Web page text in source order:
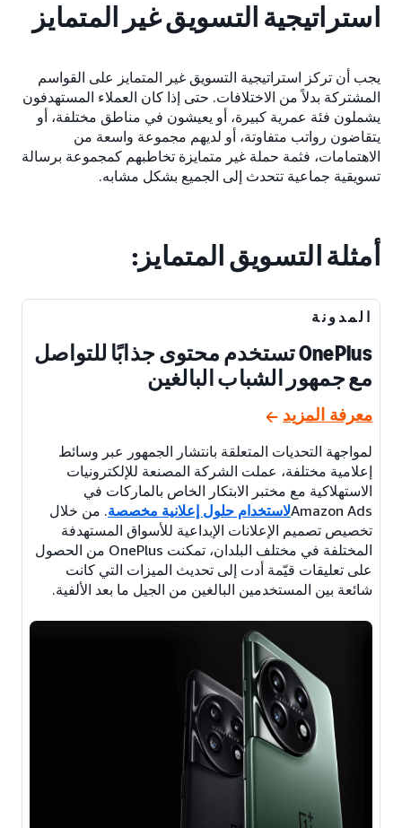
استراتيجية التسويق غير المتمايز
يجب أن تركز استراتيجية التسويق غير المتمايز على القواسم
المشتركة بدلاً من الاختلافات. حتى إذا كان العملاء المستهدفون
يشملون فئة عمرية كبيرة، أو يعيشون في مناطق مختلفة، أو
يتقاضون رواتب متفاوتة، أو لديهم مجموعة واسعة من
الاهتمامات، فثمة حملة غير متمايزة تخاطبهم كمجموعة برسالة
تسويقية جماعية تتحدث إلى الجميع بشكل مشابه.
أمثلة التسويق المتمايز:
المدونة
OnePlus تستخدم محتوى جذابًا للتواصل
مع جمهور الشباب البالغين
معرفة المزيد
لمواجهة التحديات المتعلقة بانتشار الجمهور عبر وسائط
إعلامية مختلفة، عملت الشركة المصنعة للإلكترونيات
الاستهلاكية مع مختبر الابتكار الخاص بالماركات في
Amazon Adsلاستخدام حلول إعلانية مخصصة. من خلال
تخصيص تصميم الإعلانات الإبداعية للأسواق المستهدفة
المختلفة في مختلف البلدان، تمكنت OnePlus من الحصول
على تعليقات قيّمة أدت إلى تحديث الميزات التي كانت
شائعة بين المستخدمين البالغين من الجيل ما بعد الألفية.